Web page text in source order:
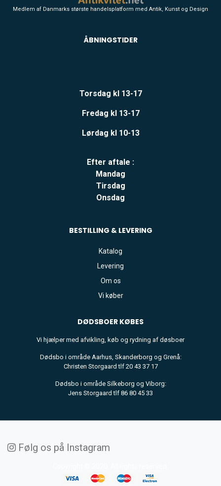
Medlem af Danmarks største handelsplatform med Antik, Kunst og Design
ÅBNINGSTIDER
Torsdag kl 13-17
Fredag kl 13-17
Lørdag kl 10-13
Efter aftale :
Mandag
Tirsdag
Onsdag
BESTILLING & LEVERING
Katalog
Levering
Om os
Vi køber
DØDSBOER KØBES
Vi hjælper med afvikling, køb og rydning af døsboer
Dødsbo i område Aarhus, Skanderborg og Grenå:
Christen Storgaard tlf 20 43 37 17
Dødsbo i område Silkeborg og Viborg:
Jens Storgaard tlf 86 80 45 33
Følg os på Instagram